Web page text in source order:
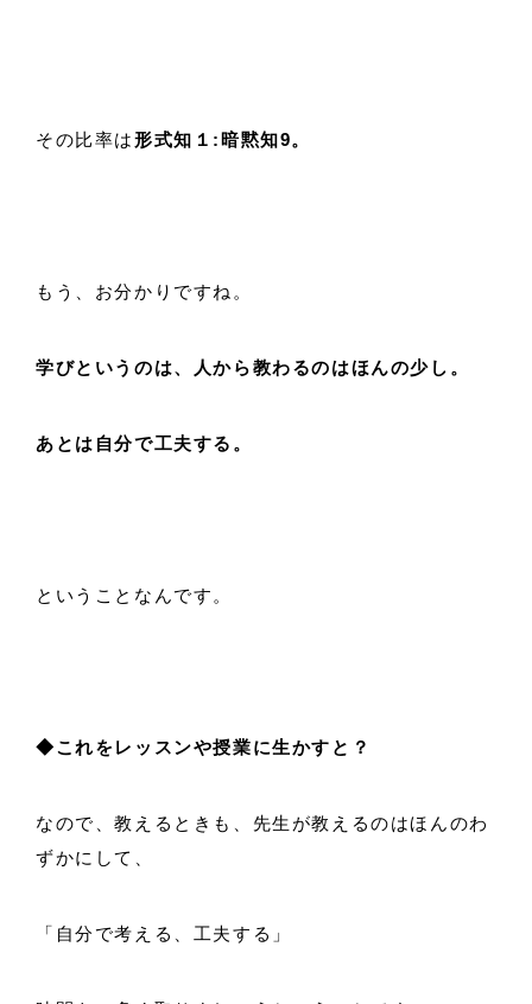
その比率は形式知１:暗黙知9。
もう、お分かりですね。
学びというのは、人から教わるのはほんの少し。
あとは自分で工夫する。
ということなんです。
◆これをレッスンや授業に生かすと？
なので、教えるときも、先生が教えるのはほんのわ
ずかにして、
「自分で考える、工夫する」